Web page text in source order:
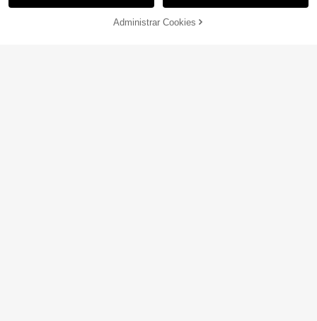
¡21% DE DESCUENTO! AÑADIR A LA BOLSA
Administrar Cookies